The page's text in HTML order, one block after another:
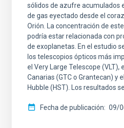
sólidos de azufre acumulados
de gas eyectado desde el
Orión. La concentración de
podría estar relacionada con
de exoplanetas. En el estudio
los telescopios ópticos más
el Very Large Telescope (VLT),
Canarias (GTC o Grantecan) y
Hubble (HST). Los resultados
Fecha de publicación 09/